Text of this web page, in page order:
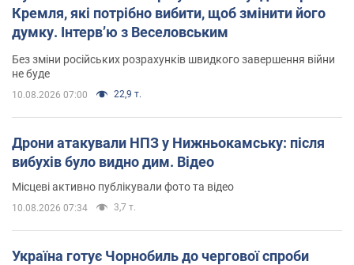
Кремля, які потрібно вибити, щоб змінити його
думку. Інтерв’ю з Веселовським
Без зміни російських розрахунків швидкого завершення війни
не буде
10.08.2026 07:00 22,9 т.
Дрони атакували НПЗ у Нижньокамську: після
вибухів було видно дим. Відео
Місцеві активно публікували фото та відео
10.08.2026 07:34 3,7 т.
Україна готує Чорнобиль до чергової спроби